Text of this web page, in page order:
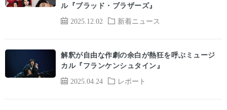
2025.12.02 新着ニュース
ル『ブラッド・ブラザーズ』
2025.04.24 レポート
解釈が自由な作劇の余白が熱狂を呼ぶミュージ
カル『フランケンシュタイン』